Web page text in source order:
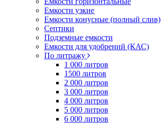
Емкости узкие
Емкости конусные (полный слив)
Септики
Подземные емкости
Емкости для удобрений (КАС)
По литражу
1 000 литров
1500 литров
2 000 литров
3 000 литров
4 000 литров
5 000 литров
6 000 литров